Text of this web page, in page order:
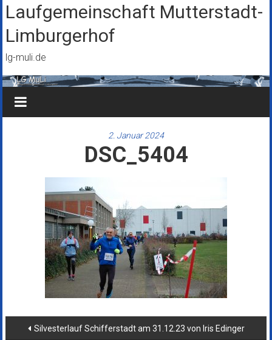
Zum
Inhalt
springen
Laufgemeinschaft Mutterstadt-
Limburgerhof
lg-muli.de
2. Januar 2024
DSC_5404
Beitragsnavigation
Silvesterlauf Schifferstadt am 31.12.23 von Iris Edinger